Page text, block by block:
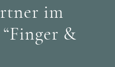
im
&